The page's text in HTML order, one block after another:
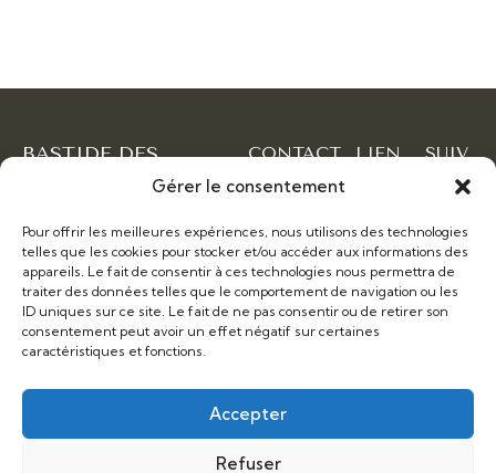
Gérer le consentement
Pour offrir les meilleures expériences, nous utilisons des technologies
telles que les cookies pour stocker et/ou accéder aux informations des
appareils. Le fait de consentir à ces technologies nous permettra de
traiter des données telles que le comportement de navigation ou les
ID uniques sur ce site. Le fait de ne pas consentir ou de retirer son
consentement peut avoir un effet négatif sur certaines
caractéristiques et fonctions.
Accepter
Refuser
BASTIDE DES
Lieu ressource avec
hébergement et table d
hôtes – seances et stages
equicoaching – séjours bien
être – DP
CONTACT
345 Chemin
Blaquières ,
Mons, France
LIEN
SUIV
NOU